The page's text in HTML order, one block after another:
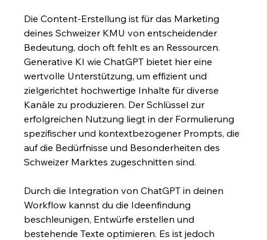
Die Content-Erstellung ist für das Marketing
deines Schweizer KMU von entscheidender
Bedeutung, doch oft fehlt es an Ressourcen.
Generative KI wie ChatGPT bietet hier eine
wertvolle Unterstützung, um effizient und
zielgerichtet hochwertige Inhalte für diverse
Kanäle zu produzieren. Der Schlüssel zur
erfolgreichen Nutzung liegt in der Formulierung
spezifischer und kontextbezogener Prompts, die
auf die Bedürfnisse und Besonderheiten des
Schweizer Marktes zugeschnitten sind.
Durch die Integration von ChatGPT in deinen
Workflow kannst du die Ideenfindung
beschleunigen, Entwürfe erstellen und
bestehende Texte optimieren. Es ist jedoch